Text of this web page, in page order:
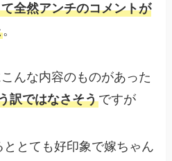
全然アンチのコメントが
。
んな内容のものがあった
訳ではなさそうですが
とても好印象で嫁ちゃん